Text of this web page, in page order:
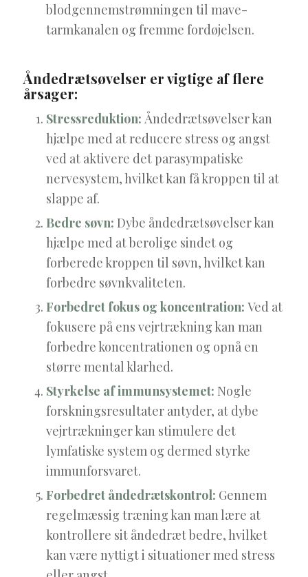
blodgennemstrømningen til mave-
tarmkanalen og fremme fordøjelsen.
Åndedrætsøvelser er vigtige af flere
årsager:
Stressreduktion: Åndedrætsøvelser kan
hjælpe med at reducere stress og angst
ved at aktivere det parasympatiske
nervesystem, hvilket kan få kroppen til at
slappe af.
Bedre søvn: Dybe åndedrætsøvelser kan
hjælpe med at berolige sindet og
forberede kroppen til søvn, hvilket kan
forbedre søvnkvaliteten.
Forbedret fokus og koncentration: Ved at
fokusere på ens vejrtrækning kan man
forbedre koncentrationen og opnå en
større mental klarhed.
Styrkelse af immunsystemet: Nogle
forskningsresultater antyder, at dybe
vejrtrækninger kan stimulere det
lymfatiske system og dermed styrke
immunforsvaret.
Forbedret åndedrætskontrol: Gennem
regelmæssig træning kan man lære at
kontrollere sit åndedræt bedre, hvilket
kan være nyttigt i situationer med stress